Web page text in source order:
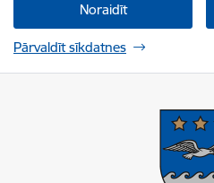
Noraidīt
Pārvaldīt sīkdatnes